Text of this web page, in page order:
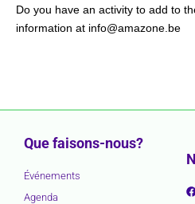
Do you have an activity to add to
information at info@amazone.be
Que faisons-nous?
Événements
Agenda